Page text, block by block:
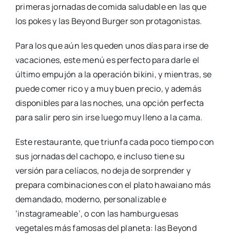
primeras jornadas de comida saludable en las que
los pokes y las Beyond Burger son protagonistas.
Para los que aún les queden unos días para irse de
vacaciones, este menú es perfecto para darle el
último empujón a la operación bikini, y mientras, se
puede comer rico y a muy buen precio, y además
disponibles para las noches, una opción perfecta
para salir pero sin irse luego muy lleno a la cama.
Este restaurante, que triunfa cada poco tiempo con
sus jornadas del cachopo, e incluso tiene su
versión para celíacos, no deja de sorprender y
prepara combinaciones con el plato hawaiano más
demandado, moderno, personalizable e
‘instagrameable’, o con las hamburguesas
vegetales más famosas del planeta: las Beyond